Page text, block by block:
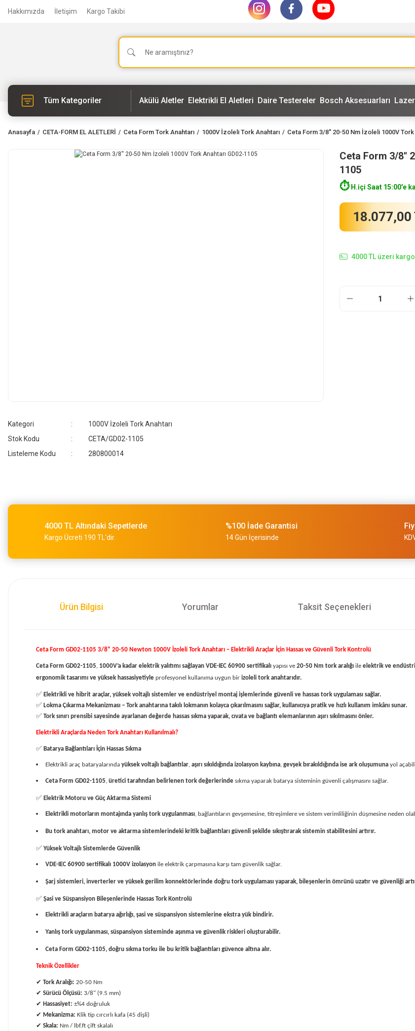
Hakkımızda İletişim Kargo Takibi
Tüm Kategoriler Akülü Aletler Elektrikli El Aletleri Daire Testereler Bosch Aksesuarları
Anasayfa CETA-FORM EL ALETLERİ Ceta Form Tork Anahtarı 1000V İzoleli Tork Anahtarı Ceta Form 3/8'' 20-50 Nm İzoleli 1000V Tork
Kategori
1000V İzoleli Tork Anahtarı
Stok Kodu
CETA/GD02-1105
Listeleme Kodu
280800014
Ceta Form 3/8''
1105
⏱️H.içi Saat 15:00'e
18.077,00
4000 TL üzeri
4000 TL Altındaki Sepetlerde
Kargo Ücreti 190 TL'dir.
%100 İade Garantisi
14 Gün İçerisinde
Ürün Bilgisi Yorumlar Taksit Seçenekleri
Ceta Form GD02-1105 3/8" 20-50 Newton 1000V İzoleli Tork Anahtarı – Elektrikli Araçlar İçin Hassas ve Güvenli Tork Kontrolü
Ceta Form GD02-1105, 1000V’a kadar elektrik yalıtımı sağlayan VDE-IEC 60900 sertifikalı yapısı ve 20-50 Nm tork aralığı ile elektrik ve
ergonomik tasarımı ve yüksek hassasiyetiyle profesyonel kullanıma uygun bir izoleli tork anahtarıdır.
✅ Elektrikli ve hibrit araçlar, yüksek voltajlı sistemler ve endüstriyel montaj işlemlerinde güvenli ve hassas tork uygulaması sağlar.
✅ Lokma Çıkarma Mekanizması – Tork anahtarına takılı lokmanın kolayca çıkarılmasını sağlar, kullanıcıya pratik ve hızlı kullanım imkânı sunar.
✅ Tork sınırı prensibi sayesinde ayarlanan değerde hassas sıkma yaparak, cıvata ve bağlantı elemanlarının aşırı sıkılmasını önler.
Elektrikli Araçlarda Neden Tork Anahtarı Kullanılmalı?
✅ Batarya Bağlantıları İçin Hassas Sıkma
Elektrikli araç bataryalarında yüksek voltajlı bağlantılar, aşırı sıkıldığında izolasyon kaybına, gevşek bırakıldığında ise ark oluşumuna yol
Ceta Form GD02-1105, üretici tarafından belirlenen tork değerlerinde sıkma yaparak batarya sisteminin güvenli çalışmasını sağlar.
✅ Elektrik Motoru ve Güç Aktarma Sistemi
Elektrikli motorların montajında yanlış tork uygulanması, bağlantıların gevşemesine, titreşimlere ve sistem verimliliğinin düşmesine neden
Bu tork anahtarı, motor ve aktarma sistemlerindeki kritik bağlantıları güvenli şekilde sıkıştırarak sistemin stabilitesini artırır.
✅ Yüksek Voltajlı Sistemlerde Güvenlik
VDE-IEC 60900 sertifikalı 1000V izolasyon ile elektrik çarpmasına karşı tam güvenlik sağlar.
Şarj sistemleri, inverterler ve yüksek gerilim konnektörlerinde doğru tork uygulaması yaparak, bileşenlerin ömrünü uzatır ve güvenliği
✅ Şasi ve Süspansiyon Bileşenlerinde Hassas Tork Kontrolü
Elektrikli araçların batarya ağırlığı, şasi ve süspansiyon sistemlerine ekstra yük bindirir.
Yanlış tork uygulanması, süspansiyon sisteminde aşınma ve güvenlik riskleri oluşturabilir.
Ceta Form GD02-1105, doğru sıkma torku ile bu kritik bağlantıları güvence altına alır.
Teknik Özellikler
✔ Tork Aralığı: 20-50 Nm
✔ Sürücü Ölçüsü: 3/8" (9.5 mm)
✔ Hassasiyet: ±%4 doğruluk
✔ Mekanizma: Klik tip cırcırlı kafa (45 dişli)
✔ Skala: Nm / lbf.ft çift skalalı